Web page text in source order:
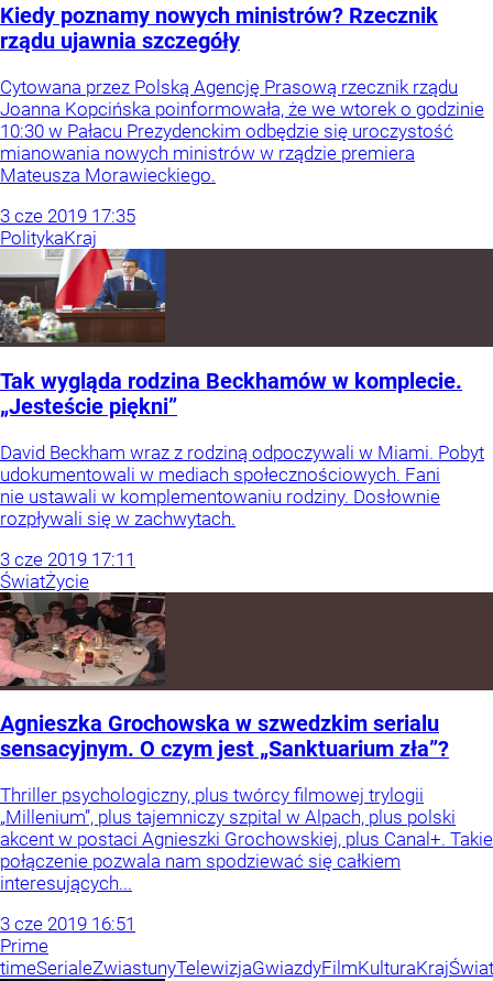
Kiedy poznamy nowych ministrów? Rzecznik
rządu ujawnia szczegóły
Cytowana przez Polską Agencję Prasową rzecznik rządu
Joanna Kopcińska poinformowała, że we wtorek o godzinie
10:30 w Pałacu Prezydenckim odbędzie się uroczystość
mianowania nowych ministrów w rządzie premiera
Mateusza Morawieckiego.
3 cze 2019 17:35
PolitykaKraj
Tak wygląda rodzina Beckhamów w komplecie.
„Jesteście piękni”
David Beckham wraz z rodziną odpoczywali w Miami. Pobyt
udokumentowali w mediach społecznościowych. Fani
nie ustawali w komplementowaniu rodziny. Dosłownie
rozpływali się w zachwytach.
3 cze 2019 17:11
ŚwiatŻycie
Agnieszka Grochowska w szwedzkim serialu
sensacyjnym. O czym jest „Sanktuarium zła”?
Thriller psychologiczny, plus twórcy filmowej trylogii
„Millenium”, plus tajemniczy szpital w Alpach, plus polski
akcent w postaci Agnieszki Grochowskiej, plus Canal+. Takie
połączenie pozwala nam spodziewać się całkiem
interesujących...
3 cze 2019 16:51
Prime
timeSerialeZwiastunyTelewizjaGwiazdyFilmKulturaKrajŚwiat